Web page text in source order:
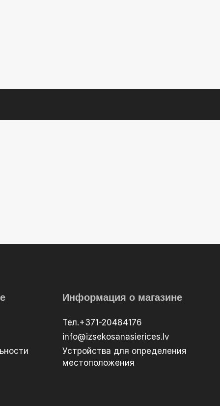
Информация о магазине
Тел.+371-20484176
info@izsekosanasierices.lv
Устройства для определения
местоположения